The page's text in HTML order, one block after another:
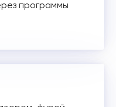
программы